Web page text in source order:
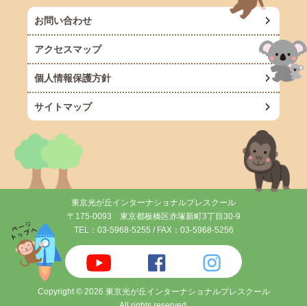
お問い合わせ
アクセスマップ
個人情報保護方針
サイトマップ
東京光が丘インターナショナルプレスクール
〒175-0093 東京都板橋区赤塚新町3丁目30-9
TEL： 03-5968-5255 / FAX：03-5968-5256
Copyright © 2026 東京光が丘インターナショナルプレスクール